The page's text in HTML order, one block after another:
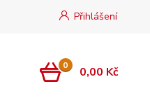
Přihlášení
0 0,00 Kč